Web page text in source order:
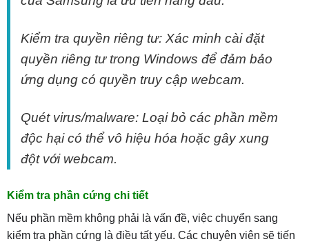
Kiểm tra quyền riêng tư: Xác minh cài đặt
quyền riêng tư trong Windows để đảm bảo
ứng dụng có quyền truy cập webcam.
Quét virus/malware: Loại bỏ các phần mềm
độc hại có thể vô hiệu hóa hoặc gây xung
đột với webcam.
Kiểm tra phần cứng chi tiết
Nếu phần mềm không phải là vấn đề, việc chuyển sang
kiểm tra phần cứng là điều tất yếu. Các chuyên viên sẽ tiến